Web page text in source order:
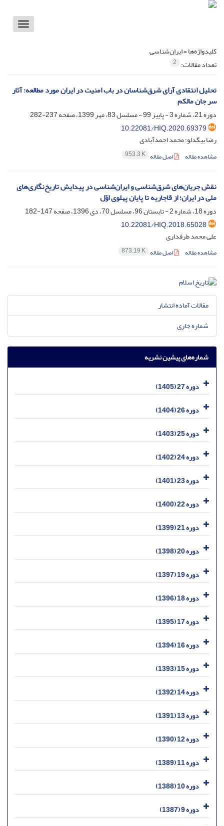
Toggle
کلیدواژه‌ها =ایران‌شناسی
تعداد مقالات: 2
تحلیل انتقادی آرای شرق‌شناسان در باب امنیت در ایران مورد مطالعه: آثار
سر جان مالکم
دوره 21، شماره 3 - پاییز 99 - مسلسل 83، مهر 1399، صفحه
237-282
10.22081/HIQ.2020.69379
رضا بیگدلو؛ محمد احمدآبادی
مشاهده مقاله اصل مقاله 953.3 K
نقش جریان‌های شرق‌شناسی و ایران‌شناسی در پیدایش تاریخ‌نگاری‌های
ملی در ایران؛ از قاجاریه تا پایان پهلوی اوّل
دوره 18، شماره 2 - تابستان 96، مسلسل 70، دی 1396، صفحه
147-182
10.22081/HIQ.2018.65028
علی محمد طرفداری
مشاهده مقاله اصل مقاله 873.19 K
مقالات آماده انتشار
شماره جاری
شماره‌های پیشین نشریه
دوره 27 (1405)
دوره 26 (1404)
دوره 25 (1403)
دوره 24 (1402)
دوره 23 (1401)
دوره 22 (1400)
دوره 21 (1399)
دوره 20 (1398)
دوره 19 (1397)
دوره 18 (1396)
دوره 17 (1395)
دوره 16 (1394)
دوره 15 (1393)
دوره 14 (1392)
دوره 13 (1391)
دوره 12 (1390)
دوره 11 (1389)
دوره 10 (1388)
دوره 9 (1387)